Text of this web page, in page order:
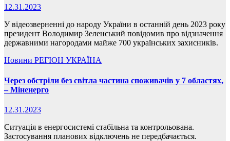
12.31.2023
У відеозверненні до народу України в останній день 2023 року
президент Володимир Зеленський повідомив про відзначення
державними нагородами майже 700 українських захисників.
Новини РЕГІОН УКРАЇНА
Через обстріли без світла частина споживачів у 7 областях,
– Міненерго
12.31.2023
Ситуація в енергосистемі стабільна та контрольована.
Застосування планових відключень не передбачається.